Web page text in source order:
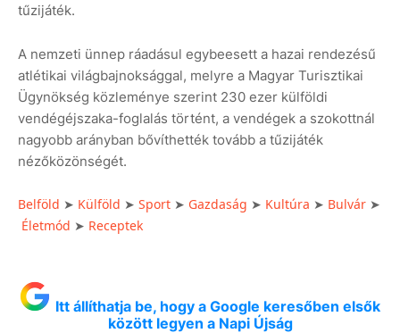
tűzijáték.
A nemzeti ünnep ráadásul egybeesett a hazai rendezésű
atlétikai világbajnoksággal, melyre a Magyar Turisztikai
Ügynökség közleménye szerint 230 ezer külföldi
vendégéjszaka-foglalás történt, a vendégek a szokottnál
nagyobb arányban bővíthették tovább a tűzijáték
nézőközönségét.
Belföld ➤ Külföld ➤ Sport ➤ Gazdaság ➤ Kultúra ➤ Bulvár ➤
Életmód ➤ Receptek
Itt állíthatja be, hogy a Google keresőben elsők
között legyen a Napi Újság